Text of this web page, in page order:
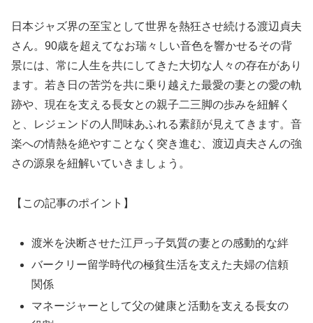
日本ジャズ界の至宝として世界を熱狂させ続ける渡辺貞夫
さん。90歳を超えてなお瑞々しい音色を響かせるその背
景には、常に人生を共にしてきた大切な人々の存在があり
ます。若き日の苦労を共に乗り越えた最愛の妻との愛の軌
跡や、現在を支える長女との親子二三脚の歩みを紐解く
と、レジェンドの人間味あふれる素顔が見えてきます。音
楽への情熱を絶やすことなく突き進む、渡辺貞夫さんの強
さの源泉を紐解いていきましょう。
【この記事のポイント】
渡米を決断させた江戸っ子気質の妻との感動的な絆
バークリー留学時代の極貧生活を支えた夫婦の信頼
関係
マネージャーとして父の健康と活動を支える長女の